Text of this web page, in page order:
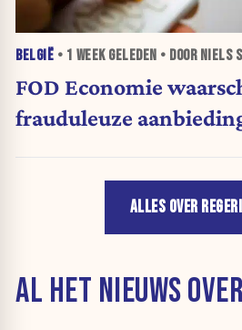
BELGIË • 1 WEEKGELEDEN • DOOR NIELS
FOD Economie
frauduleuze
ALLES OVER
AL HET NIEUWS OVER